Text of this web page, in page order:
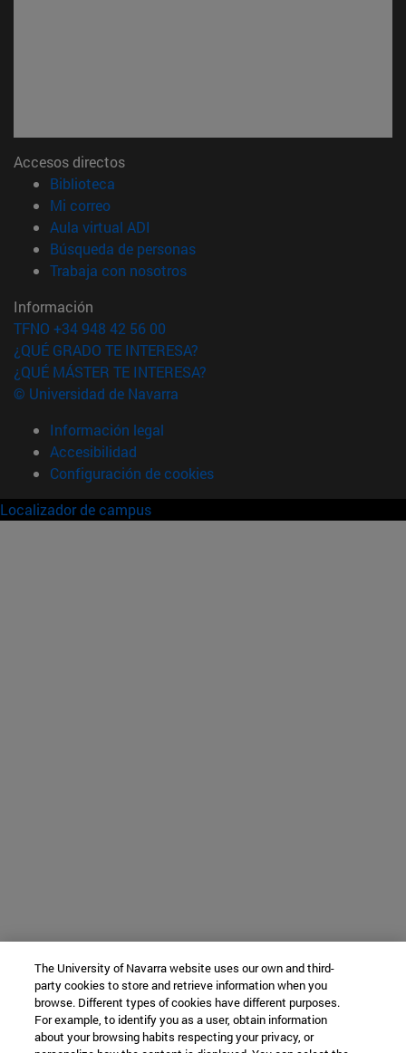
Accesos directos
Biblioteca
Mi correo(abre en nueva ventana)
Aula virtual ADI
Búsqueda de personas(abre en nueva ventana)
Trabaja con nosotros(abre en nueva ventana)
Información
TFNO +34 948 42 56 00
¿QUÉ GRADO TE INTERESA?
¿QUÉ MÁSTER TE INTERESA?
© Universidad de Navarra
Información legal
Accesibilidad
Configuración de cookies
Localizador de campus
The University of Navarra website uses our own and third-
party cookies to store and retrieve information when you
browse. Different types of cookies have different purposes.
For example, to identify you as a user, obtain information
about your browsing habits respecting your privacy, or